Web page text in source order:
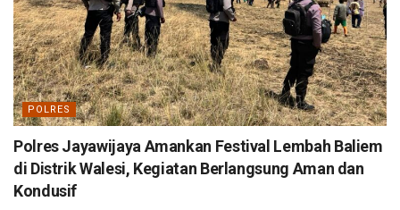
POLRES
Polres Jayawijaya Amankan Festival Lembah Baliem
di Distrik Walesi, Kegiatan Berlangsung Aman dan
Kondusif